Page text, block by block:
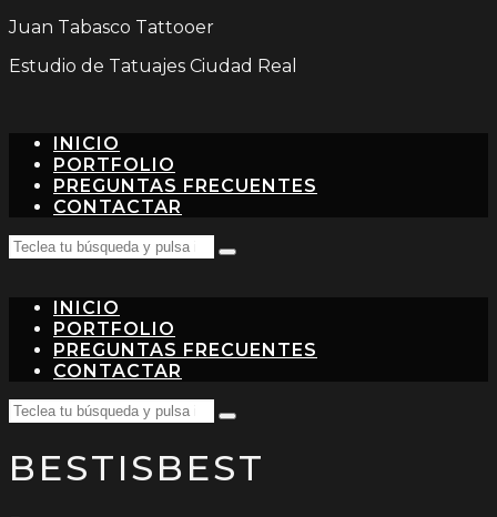
Juan Tabasco Tattooer
Estudio de Tatuajes Ciudad Real
INICIO
PORTFOLIO
PREGUNTAS FRECUENTES
CONTACTAR
Search
for:
Teclea
intro…
INICIO
PORTFOLIO
PREGUNTAS FRECUENTES
CONTACTAR
Search
for:
Teclea
búsqueda
y
BESTISBEST